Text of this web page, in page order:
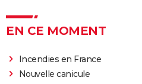
EN CE MOMENT
Incendies en France
Nouvelle canicule